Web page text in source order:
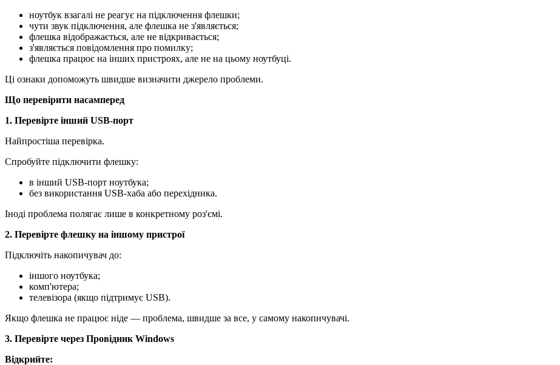
ноутбук взагалі не реагує на підключення флешки;
чути звук підключення, але флешка не з'являється;
флешка відображається, але не відкривається;
з'являється повідомлення про помилку;
флешка працює на інших пристроях, але не на цьому ноутбуці.
Ці ознаки допоможуть швидше визначити джерело проблеми.
Що перевірити насамперед
1. Перевірте інший USB-порт
Найпростіша перевірка.
Спробуйте підключити флешку:
в інший USB-порт ноутбука;
без використання USB-хаба або перехідника.
Іноді проблема полягає лише в конкретному роз'ємі.
2. Перевірте флешку на іншому пристрої
Підключіть накопичувач до:
іншого ноутбука;
комп'ютера;
телевізора (якщо підтримує USB).
Якщо флешка не працює ніде — проблема, швидше за все, у самому накопичувачі.
3. Перевірте через Провідник Windows
Відкрийте: